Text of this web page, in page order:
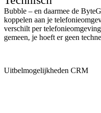
Bubble – en daarmee de
koppelen aan je
verschilt per
gemeen, je hoeft er geen
Uitbelmogelijkheden CRM